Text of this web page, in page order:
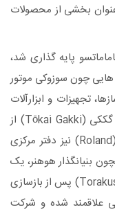
عنوان بخشی از محصولات
سال 1887 در شهر هاماماتسو پایه گذاری شد،
چون سوزوکی موتور
تجهیزات و ابزارآلات
موسیقی کاوایی (Kawai)، سوزوکی و توکای گککی (Tōkai Gakki) از
آن سر برآوردند و کمپانی هایی چون رولند (Roland) نیز دفتر مرکزی
بنیانگذار هوهنر، یک
(Torakusu Yamaha) پس از بازسازی
علاقمند شده و شرکت